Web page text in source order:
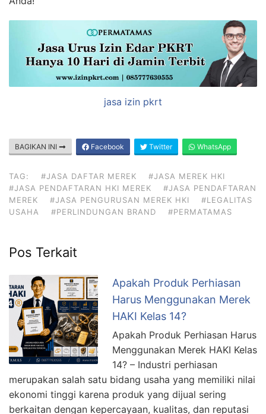
jasa izin pkrt
BAGIKAN INI Facebook Twitter WhatsApp
TAG: #JASA DAFTAR MEREK
#JASA MEREK HKI
#JASA PENDAFTARAN HKI MEREK
#JASA PENDAFTARAN
MEREK
#JASA PENGURUSAN MEREK HKI
#LEGALITAS
USAHA
#PERLINDUNGAN BRAND #PERMATAMAS
Pos Terkait
Apakah Produk Perhiasan
Harus Menggunakan Merek
HAKI Kelas 14?
Apakah Produk Perhiasan Harus
Menggunakan Merek HAKI Kelas
14? – Industri perhiasan
merupakan salah satu bidang usaha yang memiliki nilai
ekonomi tinggi karena produk yang dijual sering
berkaitan dengan kepercayaan, kualitas, dan reputasi